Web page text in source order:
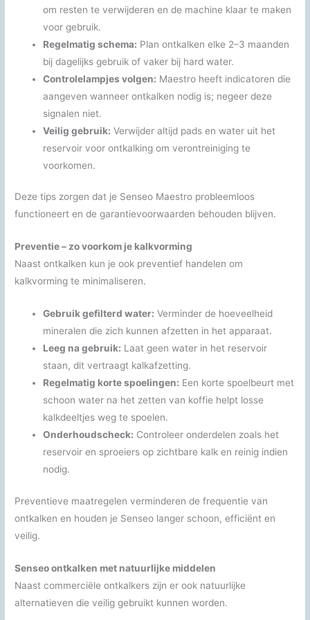
om resten te verwijderen en de machine klaar te maken
voor gebruik.
Regelmatig schema: Plan ontkalken elke 2–3 maanden
bij dagelijks gebruik of vaker bij hard water.
Controlelampjes volgen: Maestro heeft indicatoren die
aangeven wanneer ontkalken nodig is; negeer deze
signalen niet.
Veilig gebruik: Verwijder altijd pads en water uit het
reservoir voor ontkalking om verontreiniging te
voorkomen.
Deze tips zorgen dat je Senseo Maestro probleemloos
functioneert en de garantievoorwaarden behouden blijven.
Preventie – zo voorkom je kalkvorming
Naast ontkalken kun je ook preventief handelen om
kalkvorming te minimaliseren.
Gebruik gefilterd water: Verminder de hoeveelheid
mineralen die zich kunnen afzetten in het apparaat.
Leeg na gebruik: Laat geen water in het reservoir
staan, dit vertraagt kalkafzetting.
Regelmatig korte spoelingen: Een korte spoelbeurt met
schoon water na het zetten van koffie helpt losse
kalkdeeltjes weg te spoelen.
Onderhoudscheck: Controleer onderdelen zoals het
reservoir en sproeiers op zichtbare kalk en reinig indien
nodig.
Preventieve maatregelen verminderen de frequentie van
ontkalken en houden je Senseo langer schoon, efficiënt en
veilig.
Senseo ontkalken met natuurlijke middelen
Naast commerciële ontkalkers zijn er ook natuurlijke
alternatieven die veilig gebruikt kunnen worden.